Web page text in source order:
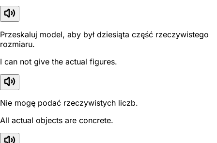
Przeskaluj model, aby był dziesiąta część rzeczywistego
rozmiaru.
I can not give the actual figures.
Nie mogę podać rzeczywistych liczb.
All actual objects are concrete.